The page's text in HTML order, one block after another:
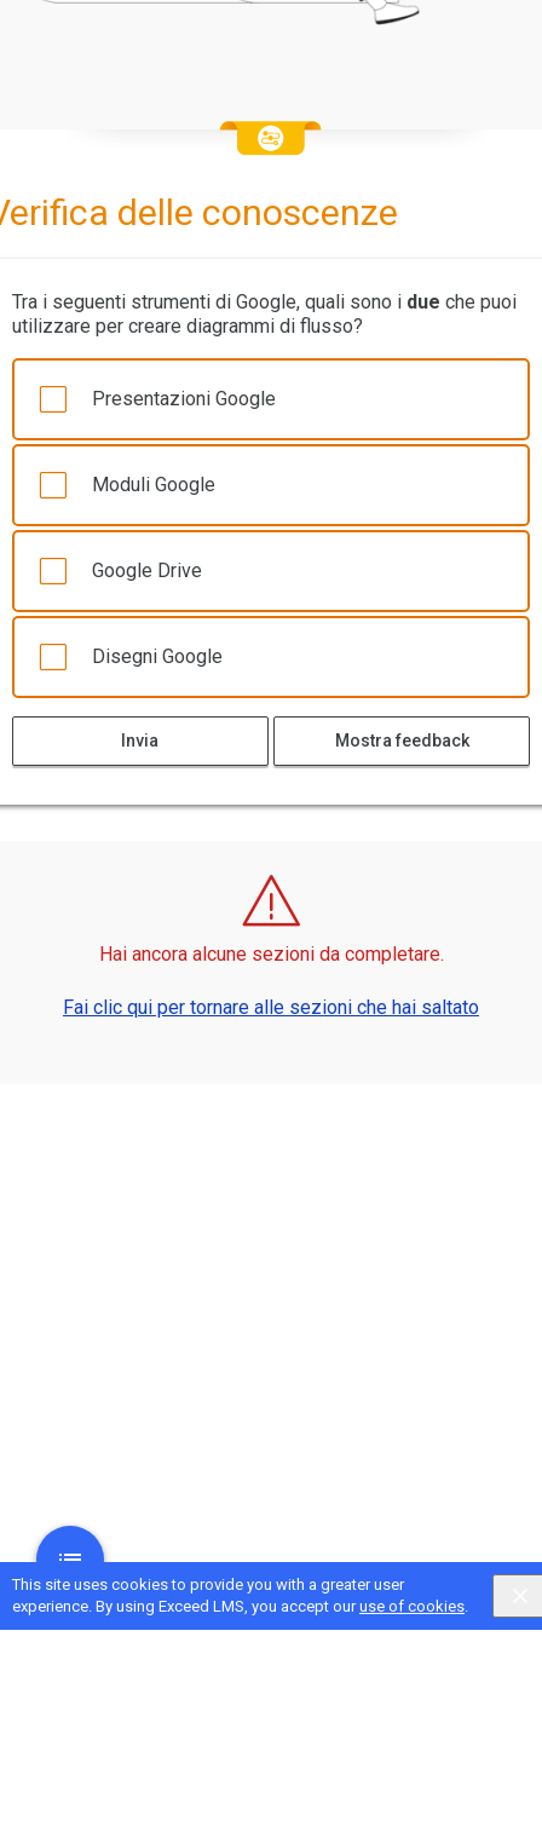
This site uses cookies to provide you with a greater user
experience. By using Exceed LMS, you accept ouruse of cookies.
delle conoscenze
Tra i seguenti strumenti di Google, quali sono i due che puoi
utilizzare per creare diagrammi di flusso?
Presentazioni Google
Moduli Google
Google Drive
Disegni Google
Invia Mostra feedback
Hai ancora alcune sezioni da completare.
Fai clic qui per tornare alle sezioni che hai saltato